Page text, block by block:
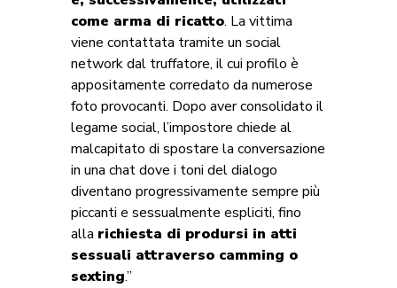
come arma di ricatto. La vittima
viene contattata tramite un social
network dal truffatore, il cui profilo è
appositamente corredato da numerose
foto provocanti. Dopo aver consolidato il
legame social, l’impostore chiede al
malcapitato di spostare la conversazione
in una chat dove i toni del dialogo
diventano progressivamente sempre più
piccanti e sessualmente espliciti, fino
alla richiesta di prodursi in atti
sessuali attraverso camming o
sexting.”